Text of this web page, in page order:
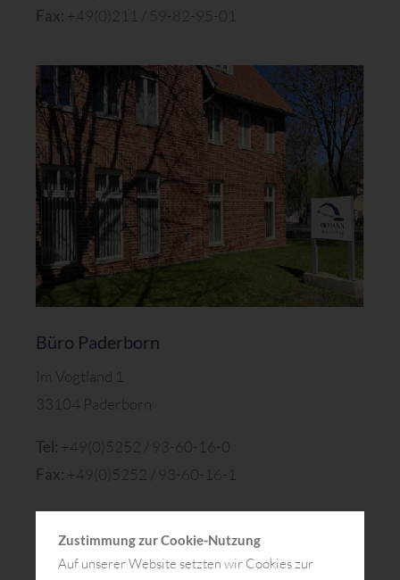
Fax: +49(0)211 / 59-82-95-01
Büro Paderborn
Im Vogtland 1
33104 Paderborn
Tel: +49(0)5252 / 93-60-16-0
Fax: +49(0)5252 / 93-60-16-1
Zustimmung zur Cookie-Nutzung
Auf unserer Website setzten wir Cookies zur